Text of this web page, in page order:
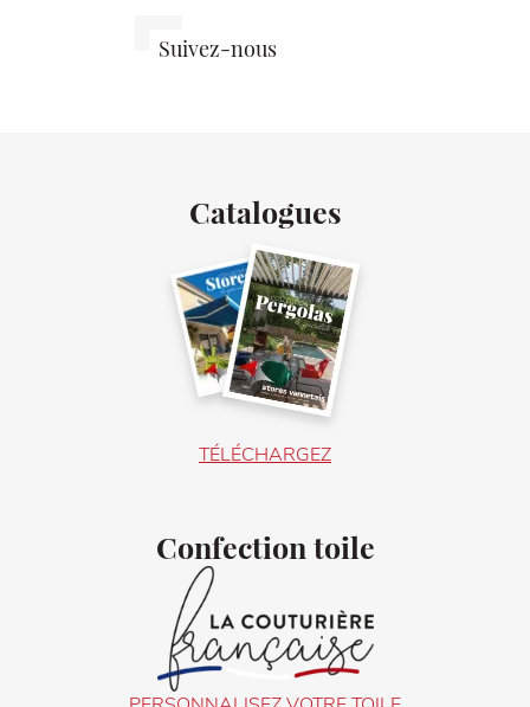
Suivez-nousStores
Facebook
Catalogues
TÉLÉCHARGEZ
Confection toile